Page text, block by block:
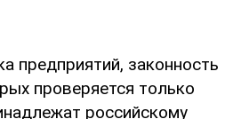
предприятий, законность
проверяется только
российскому